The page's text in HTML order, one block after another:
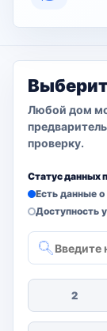
Любой дом
проверку.
Статус данных
Есть данные
Доступность
2